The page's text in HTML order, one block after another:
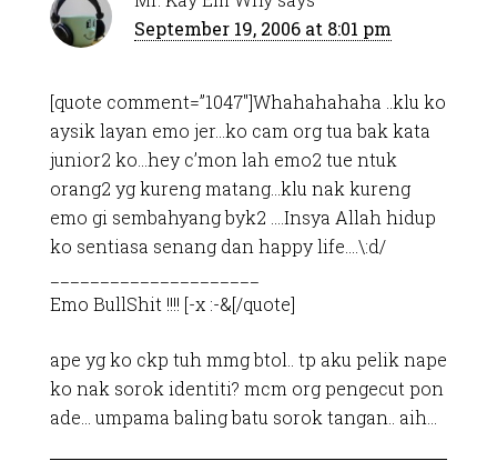
September 19, 2006 at 8:01 pm
[quote comment=”1047″]Whahahahaha ..klu ko
aysik layan emo jer…ko cam org tua bak kata
junior2 ko…hey c’mon lah emo2 tue ntuk
orang2 yg kureng matang…klu nak kureng
emo gi sembahyang byk2 ….Insya Allah hidup
ko sentiasa senang dan happy life….\:d/
Emo BullShit !!!! [-x :-&[/quote]
ape yg ko ckp tuh mmg btol.. tp aku pelik nape
ko nak sorok identiti? mcm org pengecut pon
ade… umpama baling batu sorok tangan.. aih…